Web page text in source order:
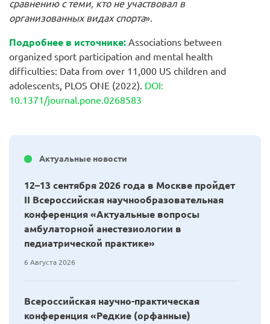
сравнению с теми, кто не участвовал в
организованных видах спорта».
Подробнее в источнике: Associations between
organized sport participation and mental health
difficulties: Data from over 11,000 US children and
adolescents, PLOS ONE (2022). DOI:
10.1371/journal.pone.0268583
Актуальные новости
12–13 сентября 2026 года в Москве пройдет
II Всероссийская научнообразовательная
конференция «Актуальные вопросы
амбулаторной анестезиологии в
педиатрической практике»
6 Августа 2026
Всероссийская научно-практическая
конференция «Редкие (орфанные)